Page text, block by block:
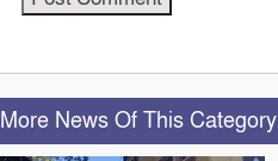
More News Of This Category